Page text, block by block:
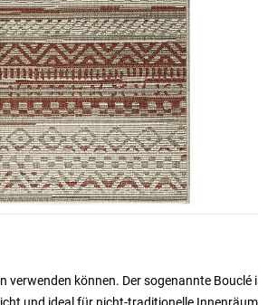
verwenden können. Der sogenannte